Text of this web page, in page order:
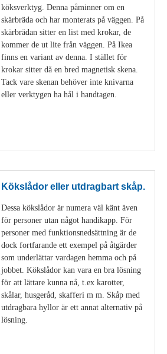
köksverktyg. Denna påminner om en
skärbräda och har monterats på väggen. På
skärbrädan sitter en list med krokar, de
kommer de ut lite från väggen. På Ikea
finns en variant av denna. I stället för
krokar sitter då en bred magnetisk skena.
Tack vare skenan behöver inte knivarna
eller verktygen ha hål i handtagen.
Kökslådor eller utdragbart skåp.
Dessa kökslådor är numera väl känt även
för personer utan något handikapp. För
personer med funktionsnedsättning är de
dock fortfarande ett exempel på åtgärder
som underlättar vardagen hemma och på
jobbet. Kökslådor kan vara en bra lösning
för att lättare kunna nå, t.ex karotter,
skålar, husgeråd, skafferi m m. Skåp med
utdragbara hyllor är ett annat alternativ på
lösning.